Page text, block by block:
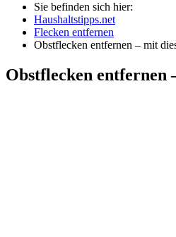
Sie befinden sich hier:
Haushaltstipps.net
Flecken entfernen
Obstflecken entfernen – mit
Obstflecken entfernen